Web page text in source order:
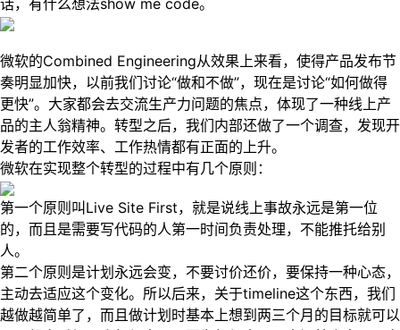
话，有什么想法show me code。
微软的Combined Engineering从效果上来看，使得产品发布节
奏明显加快，以前我们讨论“做和不做”，现在是讨论“如何做得
更快”。大家都会去交流生产力问题的焦点，体现了一种线上产
品的主人翁精神。转型之后，我们内部还做了一个调查，发现开
发者的工作效率、工作热情都有正面的上升。
微软在实现整个转型的过程中有几个原则：
第一个原则叫Live Site First，就是说线上事故永远是第一位
的，而且是需要写代码的人第一时间负责处理，不能推托给别
人。
第二个原则是计划永远会变，不要讨价还价，要保持一种心态，
主动去适应这个变化。所以后来，关于timeline这个东西，我们
越做越简单了，而且做计划时基本上想到两三个月的目标就可以